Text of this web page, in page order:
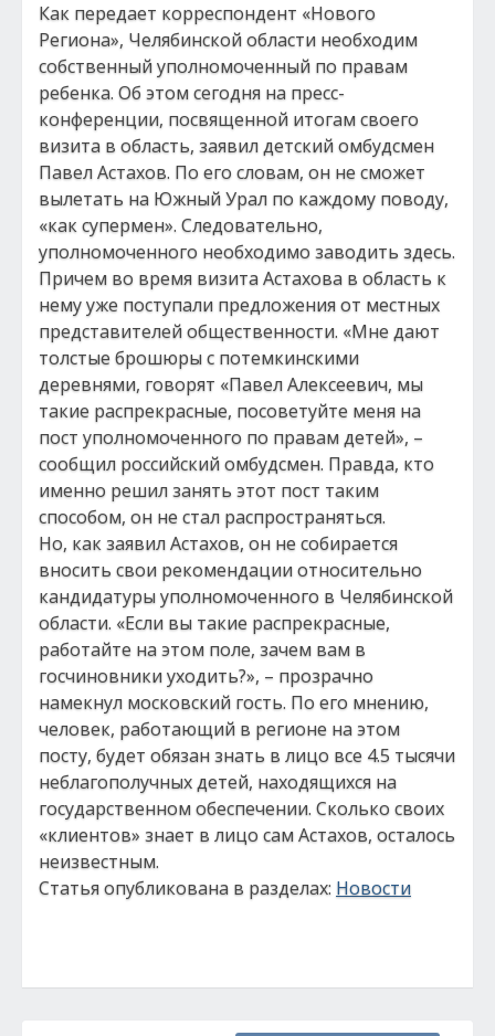
Как передает корреспондент «Нового
Региона», Челябинской области необходим
собственный уполномоченный по правам
ребенка. Об этом сегодня на пресс-
конференции, посвященной итогам своего
визита в область, заявил детский омбудсмен
Павел Астахов. По его словам, он не сможет
вылетать на Южный Урал по каждому поводу,
«как супермен». Следовательно,
уполномоченного необходимо заводить здесь.
Причем во время визита Астахова в область к
нему уже поступали предложения от местных
представителей общественности. «Мне дают
толстые брошюры с потемкинскими
деревнями, говорят «Павел Алексеевич, мы
такие распрекрасные, посоветуйте меня на
пост уполномоченного по правам детей», –
сообщил российский омбудсмен. Правда, кто
именно решил занять этот пост таким
способом, он не стал распространяться.
Но, как заявил Астахов, он не собирается
вносить свои рекомендации относительно
кандидатуры уполномоченного в Челябинской
области. «Если вы такие распрекрасные,
работайте на этом поле, зачем вам в
госчиновники уходить?», – прозрачно
намекнул московский гость. По его мнению,
человек, работающий в регионе на этом
посту, будет обязан знать в лицо все 4.5 тысячи
неблагополучных детей, находящихся на
государственном обеспечении. Сколько своих
«клиентов» знает в лицо сам Астахов, осталось
неизвестным.
Статья опубликована в разделах: Новости